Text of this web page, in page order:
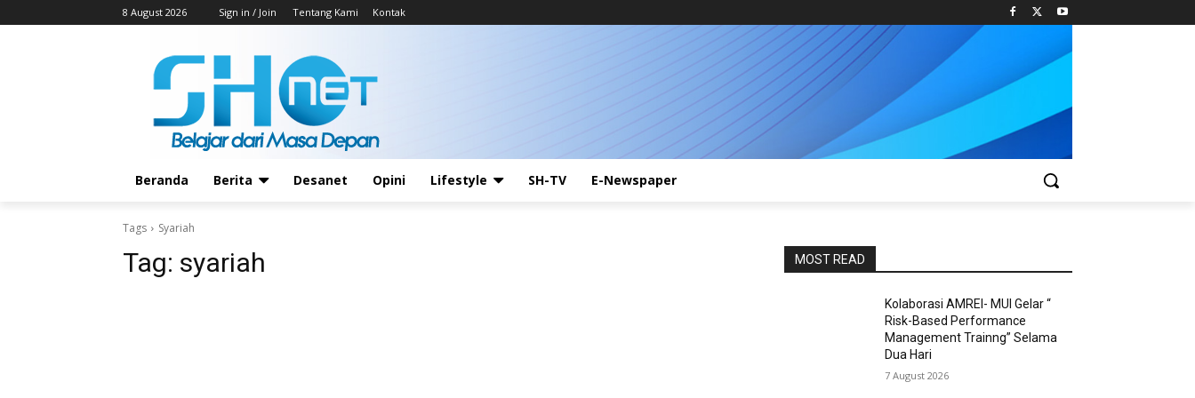
8 August 2026 Sign in / Join Tentang Kami Kontak
Beranda Berita Desanet Opini Lifestyle SH-TV E-Newspaper
Tags Syariah
Tag: syariah MOST READ
Kolaborasi AMREI- MUI Gelar “
Risk-Based Performance
Management Trainng” Selama
Dua Hari
7 August 2026